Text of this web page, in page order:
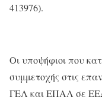
413976).
Οι υποψήφιοι που
συμμετοχής στις
ΓΕΛ και ΕΠΑΛ σε